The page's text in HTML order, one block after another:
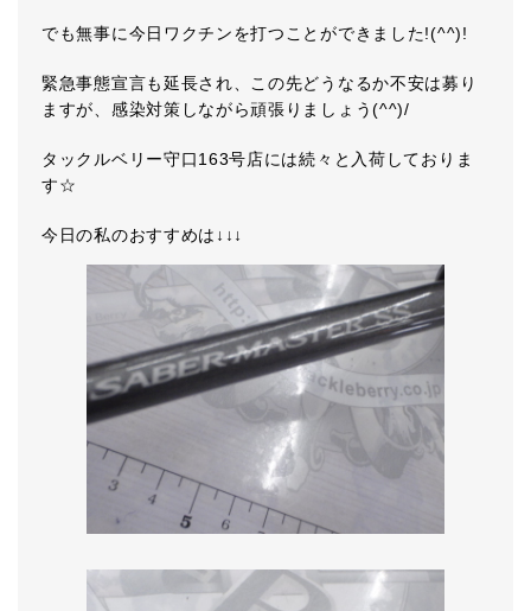
でも無事に今日ワクチンを打つことができました!(^^)!
緊急事態宣言も延長され、この先どうなるか不安は募り
ますが、感染対策しながら頑張りましょう(^^)/
タックルベリー守口163号店には続々と入荷しておりま
す☆
今日の私のおすすめは↓↓↓